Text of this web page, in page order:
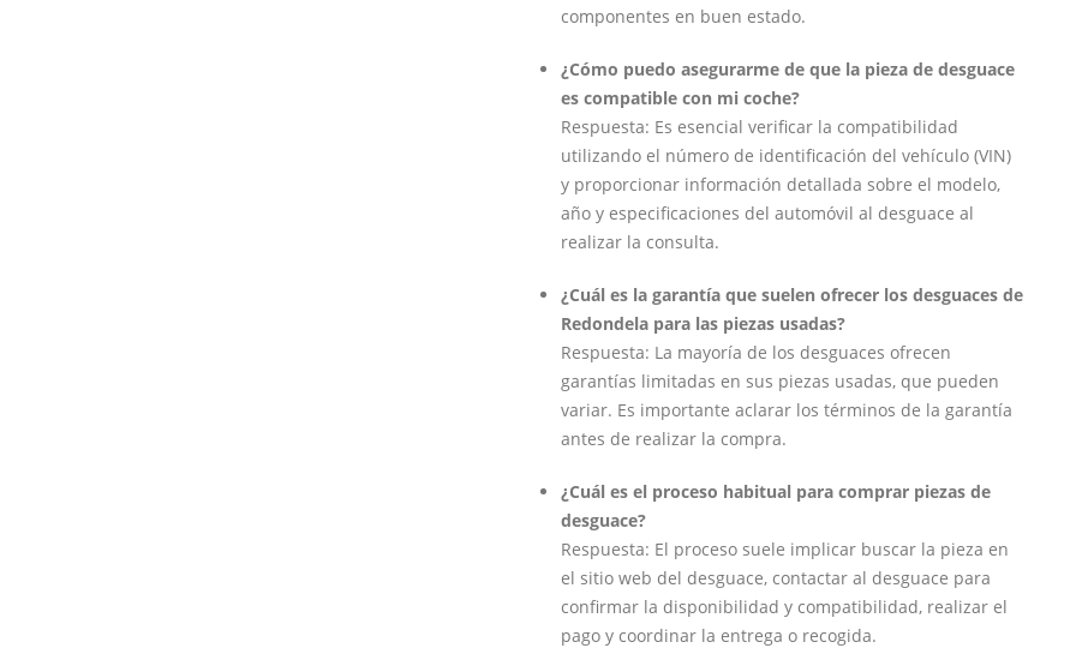
componentes en buen estado.
¿Cómo puedo asegurarme de que la pieza de desguace
es compatible con mi coche?
Respuesta: Es esencial verificar la compatibilidad
utilizando el número de identificación del vehículo (VIN)
y proporcionar información detallada sobre el modelo,
año y especificaciones del automóvil al desguace al
realizar la consulta.
¿Cuál es la garantía que suelen ofrecer los desguaces de
Redondela para las piezas usadas?
Respuesta: La mayoría de los desguaces ofrecen
garantías limitadas en sus piezas usadas, que pueden
variar. Es importante aclarar los términos de la garantía
antes de realizar la compra.
¿Cuál es el proceso habitual para comprar piezas de
desguace?
Respuesta: El proceso suele implicar buscar la pieza en
el sitio web del desguace, contactar al desguace para
confirmar la disponibilidad y compatibilidad, realizar el
pago y coordinar la entrega o recogida.